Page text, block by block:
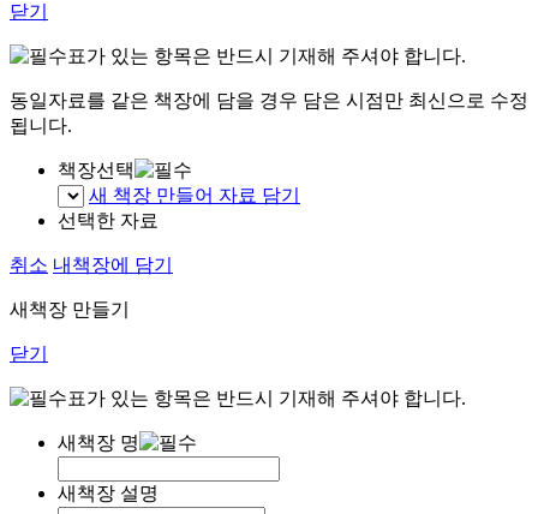
닫기
표가 있는 항목은 반드시 기재해 주셔야 합니다.
동일자료를 같은 책장에 담을 경우 담은 시점만 최신으로 수정
됩니다.
책장선택
새 책장 만들어 자료 담기
선택한 자료
취소 내책장에 담기
새책장 만들기
닫기
표가 있는 항목은 반드시 기재해 주셔야 합니다.
새책장 명
새책장 설명